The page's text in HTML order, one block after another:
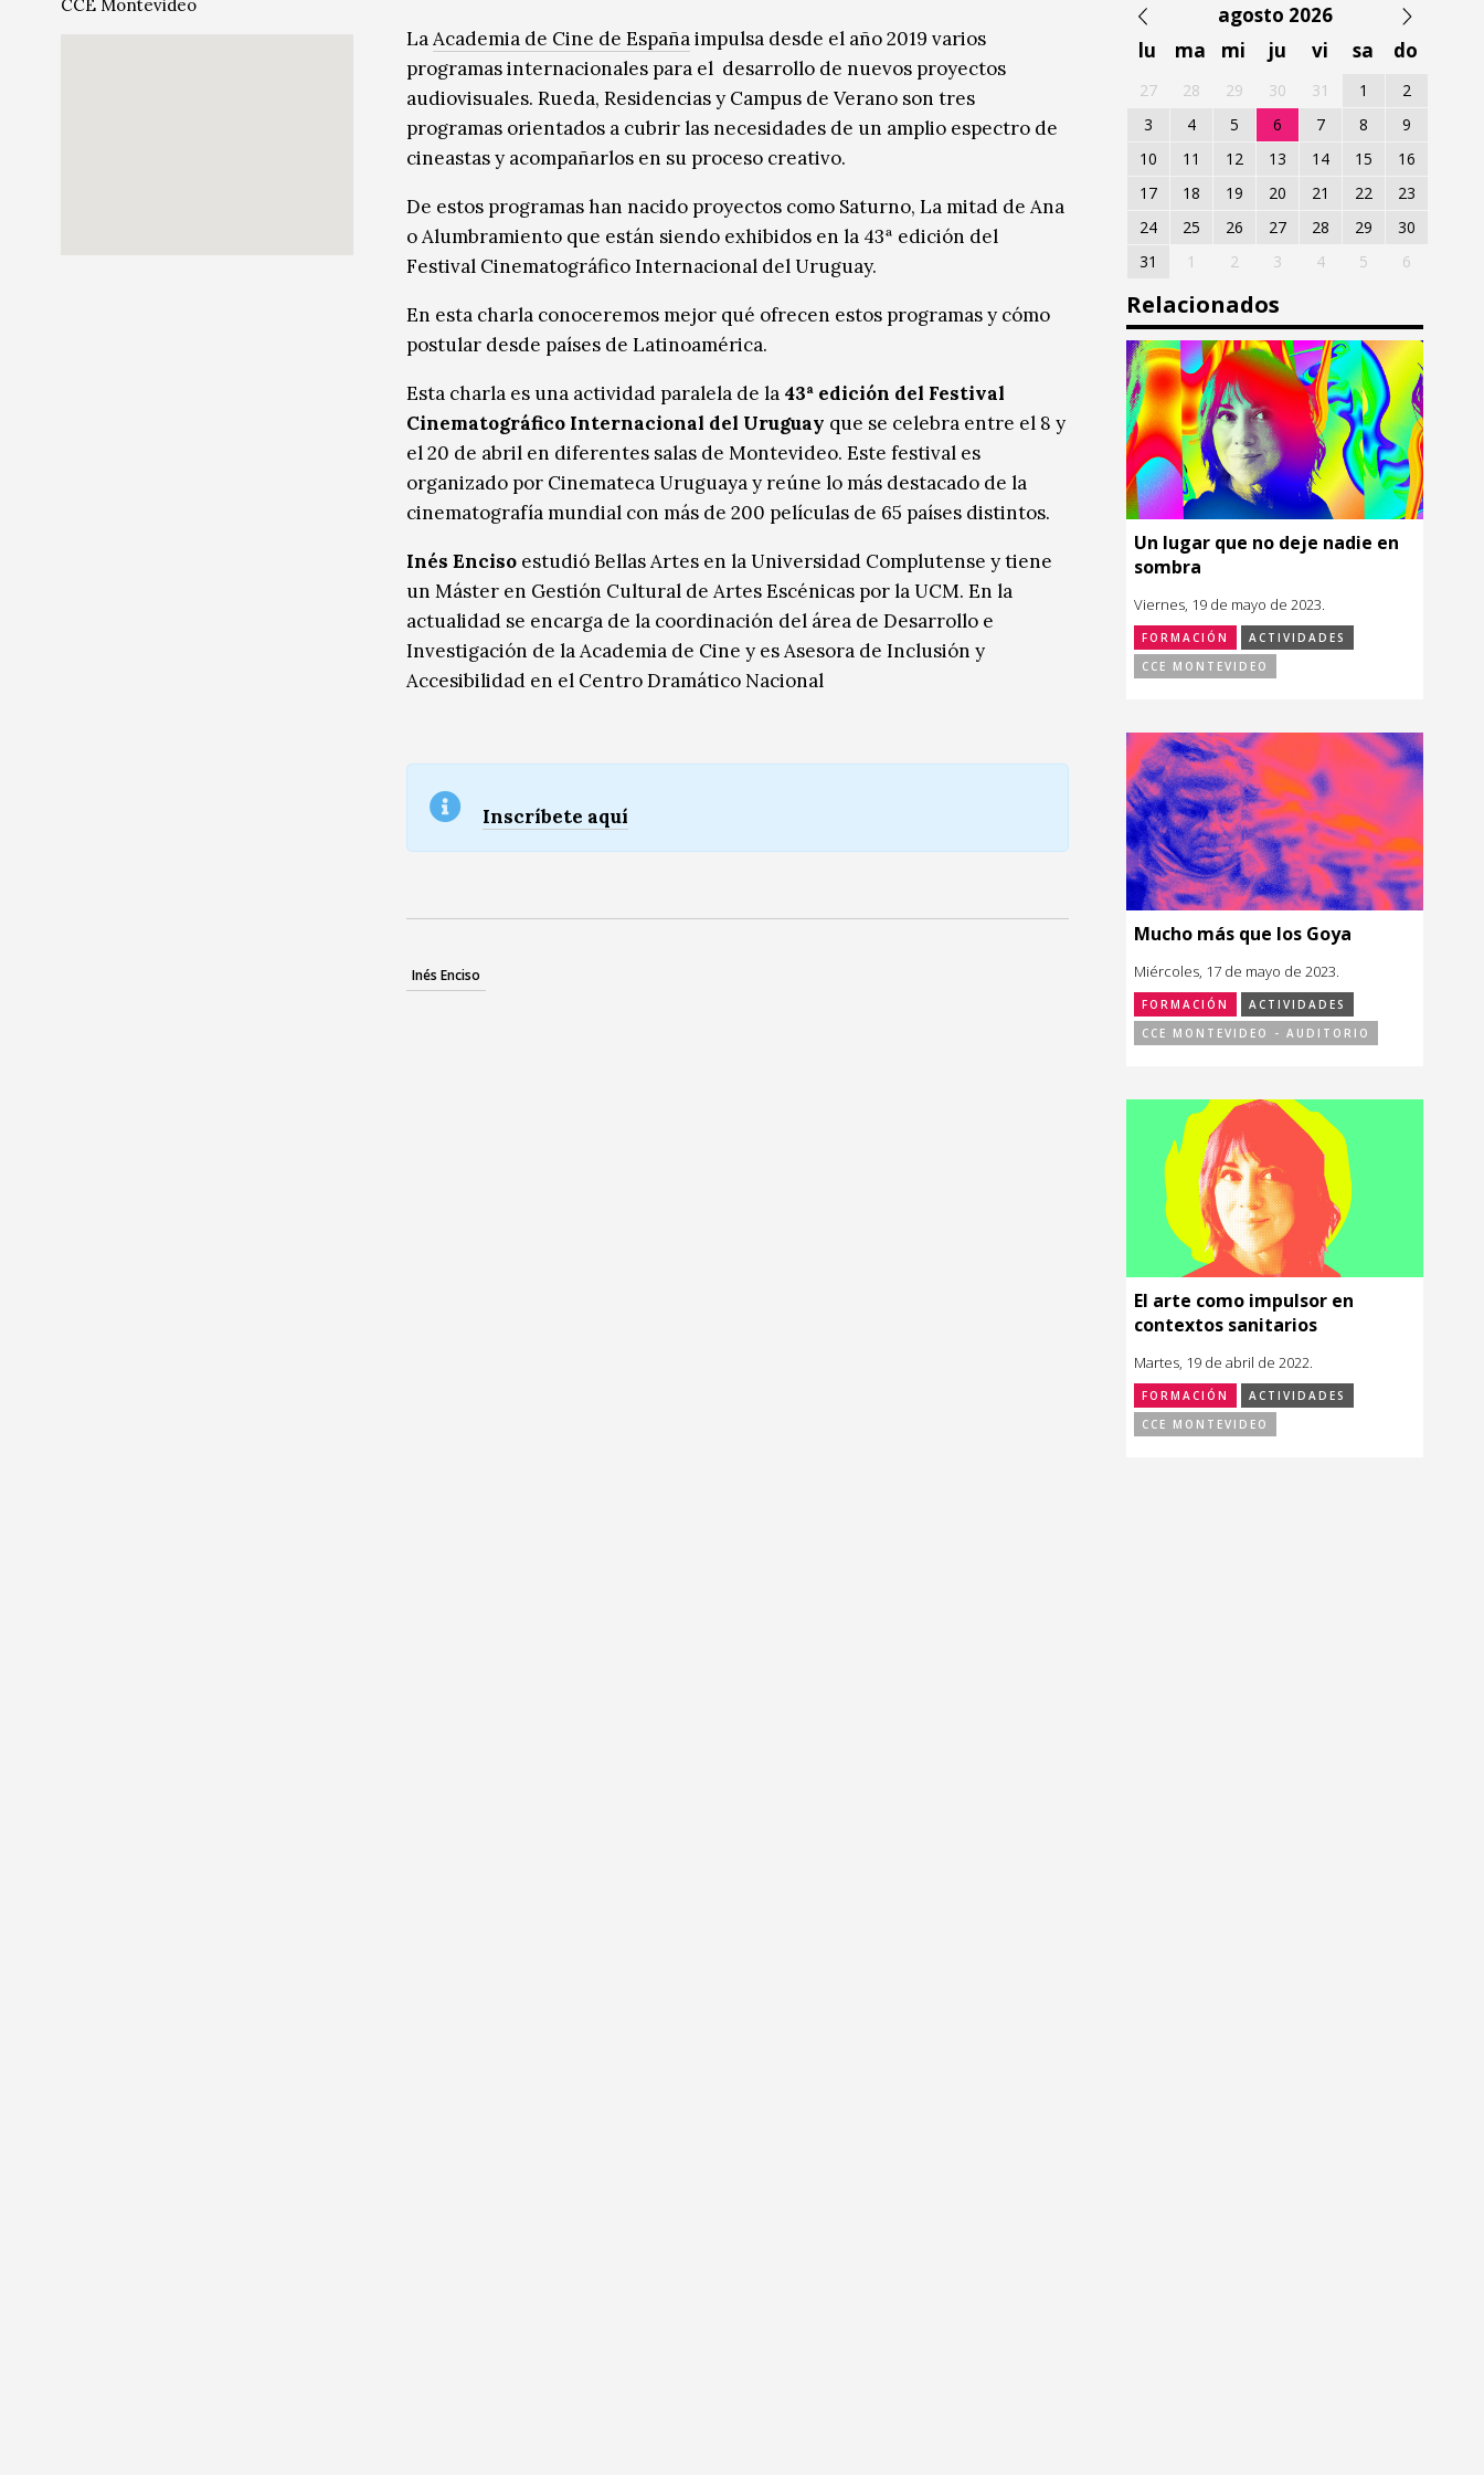
LaAcademia de Cine de Españaimpulsa desde el año 2019 varios
programas internacionales para el desarrollo de nuevos proyectos
audiovisuales. Rueda, Residencias y Campus de Verano son tres
programas orientados a cubrir las necesidades de un amplio espectro de
cineastas y acompañarlos en su proceso creativo.
De estos programas han nacido proyectos como Saturno, La mitad de Ana
o Alumbramiento que están siendo exhibidos en la 43ª edición del
Festival Cinematográfico Internacional del Uruguay.
En esta charla conoceremos mejor qué ofrecen estos programas y cómo
postular desde países de Latinoamérica.
Esta charla es una actividad paralela de la 43ª edición del Festival
Cinematográfico Internacional del Uruguay que se celebra entre el 8 y
el 20 de abril en diferentes salas de Montevideo. Este festival es
organizado por Cinemateca Uruguaya y reúne lo más destacado de la
cinematografía mundial con más de 200 películas de 65 países distintos.
Inés Enciso estudió Bellas Artes en la Universidad Complutense y tiene
un Máster en Gestión Cultural de Artes Escénicas por la UCM. En la
actualidad se encarga de la coordinación del área de Desarrollo e
Investigación de la Academia de Cine y es Asesora de Inclusión y
Accesibilidad en el Centro Dramático Nacional
Inscríbete aquí
Inés Enciso
CCE Montevideo
agosto 2026
lu
ma mi ju vi sa do
27 28 29 30 31 1
2
3
4 5 6 7 8
9
10
11 12 13 14 15
16
17
18 19 20 21 22
23
24
25 26 27 28 29
30
31
1 2 3 4 5 6
Relacionados
Un lugar que no deje nadie en
sombra
Viernes, 19 de mayo de 2023.
FORMACIÓN
ACTIVIDADES
CCE MONTEVIDEO
Mucho más que los Goya
Miércoles, 17 de mayo de 2023.
FORMACIÓN
ACTIVIDADES
CCE MONTEVIDEO - AUDITORIO
El arte como impulsor en
contextos sanitarios
Martes, 19 de abril de 2022.
FORMACIÓN
ACTIVIDADES
CCE MONTEVIDEO